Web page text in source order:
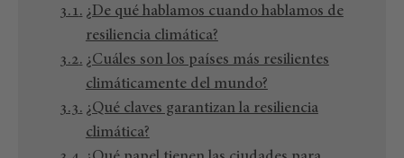
¿De qué hablamos cuando hablamos de
resiliencia climática?
¿Cuáles son los países más resilientes
climáticamente del mundo?
¿Qué claves garantizan la resiliencia
climática?